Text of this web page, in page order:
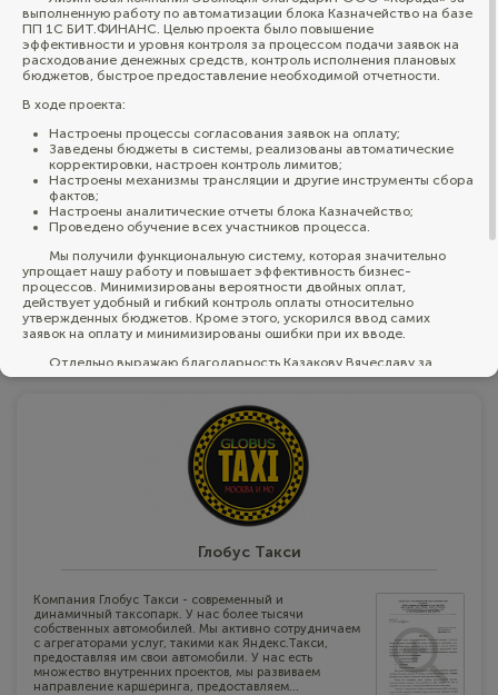
Южная Корона является сельскохозяйственным
холдингом полного цикла. Мы производим и
продаем комбикорма и премиксы собственных
торговых марок в Краснодарском крае и по всей
территории РФ.
Открыть
Глобус Такси
Компания Глобус Такси - современный и
динамичный таксопарк. У нас более тысячи
собственных автомобилей. Мы активно сотрудничаем
с агрегаторами услуг, такими как Яндекс.Такси,
предоставляя им свои автомобили. У нас есть
множество внутренних проектов, мы развиваем
направление каршеринга, предоставляем...
выполненную работу по автоматизации блока Казначейство на базе
ПП 1С БИТ.ФИНАНС. Целью проекта было повышение
эффективности и уровня контроля за процессом подачи заявок на
расходование денежных средств, контроль исполнения плановых
бюджетов, быстрое предоставление необходимой отчетности.
В ходе проекта:
Настроены процессы согласования заявок на оплату;
Заведены бюджеты в системы, реализованы автоматические
корректировки, настроен контроль лимитов;
Настроены механизмы трансляции и другие инструменты сбора
фактов;
Настроены аналитические отчеты блока Казначейство;
Проведено обучение всех участников процесса.
Мы получили функциональную систему, которая значительно
упрощает нашу работу и повышает эффективность бизнес-
процессов. Минимизированы вероятности двойных оплат,
действует удобный и гибкий контроль оплаты относительно
утвержденных бюджетов. Кроме этого, ускорился ввод самих
заявок на оплату и минимизированы ошибки при их вводе.
Отдельно выражаю благодарность Казакову Вячеславу за
отличное коммуникативное взаимодействие, а также за глубокое
что позволило находить максимально эффективные решения в
Все работы выполнены в срок, в нужном объеме в соответствии
с исходными договоренностями. Что говорит о высоком уровне
профессионализма, компетенций и необходимом опыте
специалистов ООО «Корада» в подобных проектах.
Рассчитываем на долгую историю нашего сотрудничества!